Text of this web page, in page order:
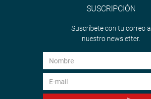
SUSCRIPCIÓN
Suscríbete con tu correo a
nuestro newsletter.